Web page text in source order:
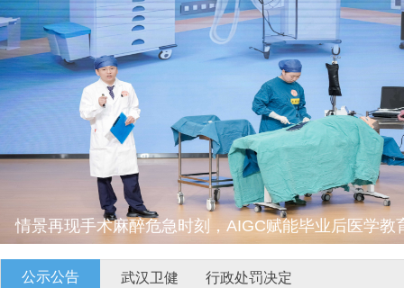
情景再现手术麻醉危急时刻，AIGC赋能毕业后医学教
精英巅峰对决展“三性”
公示公告 武汉卫健 行政处罚决定